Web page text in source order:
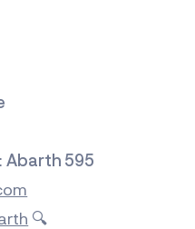
Abarth 595
🔍